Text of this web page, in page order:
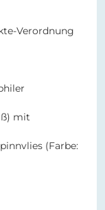
Verordnung
mit
(Farbe: